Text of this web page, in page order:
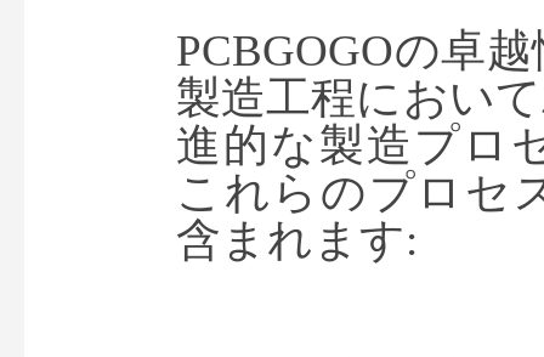
PCBGOGOの卓
製造工程におい
進的な製造プロ
これらのプロセ
含まれます: